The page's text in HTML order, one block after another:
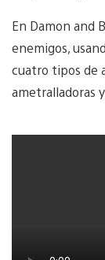
En Damon and
enemigos,
cuatro tipos de
ametralladoras